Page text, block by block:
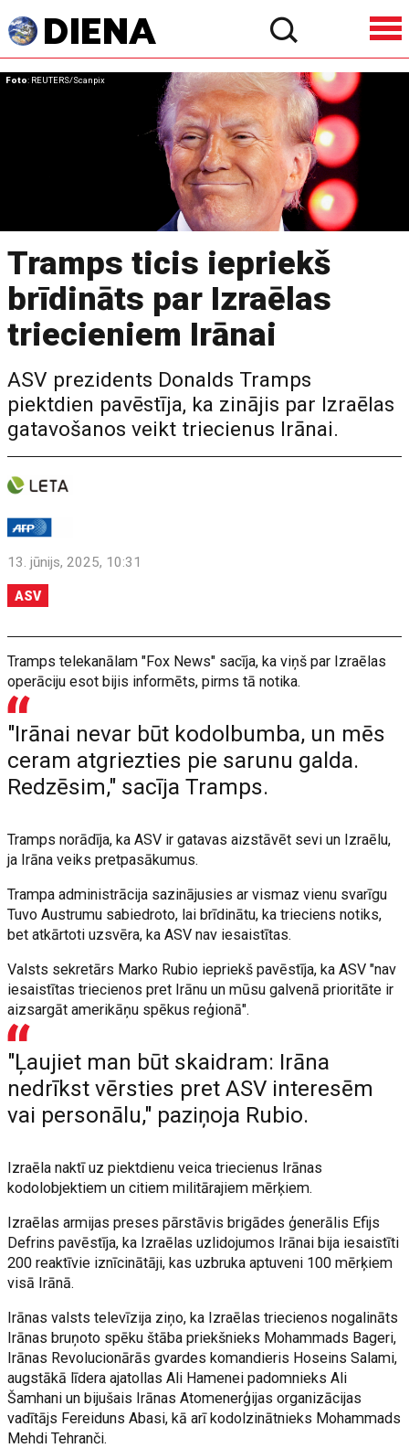
Foto: REUTERS/Scanpix
Tramps ticis iepriekš
brīdināts par Izraēlas
triecieniem Irānai
ASV prezidents Donalds Tramps
piektdien pavēstīja, ka zinājis par Izraēlas
gatavošanos veikt triecienus Irānai.
13. jūnijs, 2025, 10:31
ASV
Tramps telekanālam "Fox News" sacīja, ka viņš par Izraēlas
operāciju esot bijis informēts, pirms tā notika.
"Irānai nevar būt kodolbumba, un mēs
ceram atgriezties pie sarunu galda.
Redzēsim," sacīja Tramps.
Tramps norādīja, ka ASV ir gatavas aizstāvēt sevi un Izraēlu,
ja Irāna veiks pretpasākumus.
Trampa administrācija sazinājusies ar vismaz vienu svarīgu
Tuvo Austrumu sabiedroto, lai brīdinātu, ka trieciens notiks,
bet atkārtoti uzsvēra, ka ASV nav iesaistītas.
Valsts sekretārs Marko Rubio iepriekš pavēstīja, ka ASV "nav
iesaistītas triecienos pret Irānu un mūsu galvenā prioritāte ir
aizsargāt amerikāņu spēkus reģionā".
"Ļaujiet man būt skaidram: Irāna
nedrīkst vērsties pret ASV interesēm
vai personālu," paziņoja Rubio.
Izraēla naktī uz piektdienu veica triecienus Irānas
kodolobjektiem un citiem militārajiem mērķiem.
Izraēlas armijas preses pārstāvis brigādes ģenerālis Efijs
Defrins pavēstīja, ka Izraēlas uzlidojumos Irānai bija iesaistīti
200 reaktīvie iznīcinātāji, kas uzbruka aptuveni 100 mērķiem
visā Irānā.
Irānas valsts televīzija ziņo, ka Izraēlas triecienos nogalināts
Irānas bruņoto spēku štāba priekšnieks Mohammads Bageri,
Irānas Revolucionārās gvardes komandieris Hoseins Salami,
augstākā līdera ajatollas Ali Hamenei padomnieks Ali
Šamhani un bijušais Irānas Atomenerģijas organizācijas
vadītājs Fereiduns Abasi, kā arī kodolzinātnieks Mohammads
Mehdi Tehranči.